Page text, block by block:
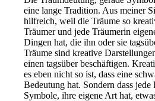
eine lange Tradition. Aus meiner
hilfreich, weil die Träume so
Träumer und jede Träumerin
Dingen hat, die ihn oder sie
Träume sind kreative
einen tagsüber beschäftigen.
es eben nicht so ist, dass eine
Bedeutung hat. Sondern dass jede
Symbole, ihre eigene Art hat,